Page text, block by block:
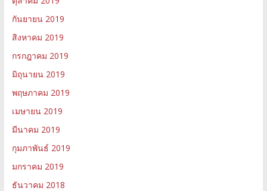
กันยายน 2019
สิงหาคม 2019
กรกฎาคม 2019
มิถุนายน 2019
พฤษภาคม 2019
เมษายน 2019
มีนาคม 2019
กุมภาพันธ์ 2019
มกราคม 2019
ธันวาคม 2018